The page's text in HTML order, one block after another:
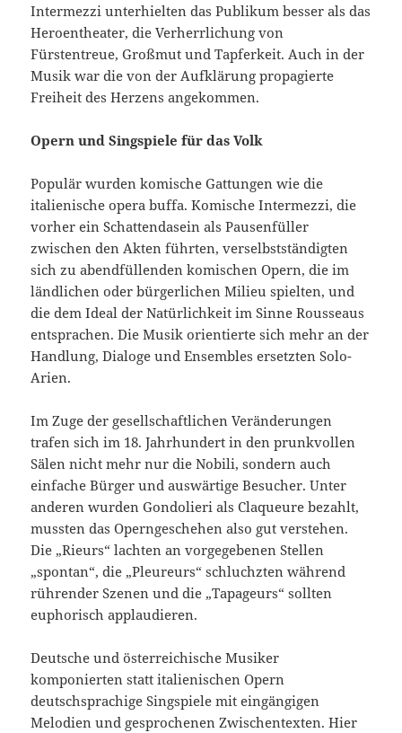
Intermezzi unterhielten das Publikum besser als das
Heroentheater, die Verherrlichung von
Fürstentreue, Großmut und Tapferkeit. Auch in der
Musik war die von der Aufklärung propagierte
Freiheit des Herzens angekommen.
Opern und Singspiele für das Volk
Populär wurden komische Gattungen wie die
italienische opera buffa. Komische Intermezzi, die
vorher ein Schattendasein als Pausenfüller
zwischen den Akten führten, verselbstständigten
sich zu abendfüllenden komischen Opern, die im
ländlichen oder bürgerlichen Milieu spielten, und
die dem Ideal der Natürlichkeit im Sinne Rousseaus
entsprachen. Die Musik orientierte sich mehr an der
Handlung, Dialoge und Ensembles ersetzten Solo-
Arien.
Im Zuge der gesellschaftlichen Veränderungen
trafen sich im 18. Jahrhundert in den prunkvollen
Sälen nicht mehr nur die Nobili, sondern auch
einfache Bürger und auswärtige Besucher. Unter
anderen wurden Gondolieri als Claqueure bezahlt,
mussten das Operngeschehen also gut verstehen.
Die „Rieurs“ lachten an vorgegebenen Stellen
„spontan“, die „Pleureurs“ schluchzten während
rührender Szenen und die „Tapageurs“ sollten
euphorisch applaudieren.
Deutsche und österreichische Musiker
komponierten statt italienischen Opern
deutschsprachige Singspiele mit eingängigen
Melodien und gesprochenen Zwischentexten. Hier